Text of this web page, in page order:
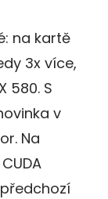
na kartě
3x více,
580. S
v
Na